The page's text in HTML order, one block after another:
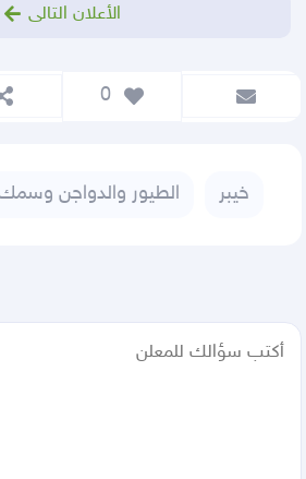
الأعلان التالى
خيبر الطيور والدواجن